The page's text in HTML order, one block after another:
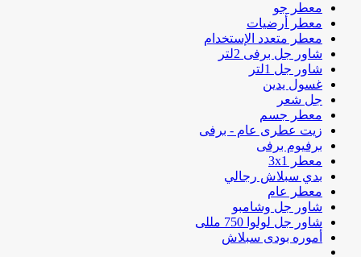
معطر جو
معطر أرضيات
معطر متعدد الإستخدام
شاور جل برفى 2لتر
شاور جل 1لتر
غسول يدين
جل شعر
معطر جسم
زيت عطرى عام - برفى
برفيوم برفى
معطر 3x1
بدي سبلاش رجالي
معطر عام
شاور جل وشامبو
شاور جل لولوا 750 مللى
أموره بودى سبلاش